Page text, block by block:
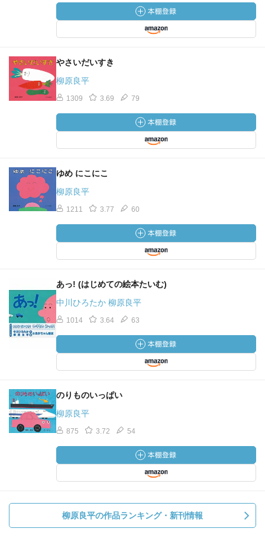
やさいだいすき
柳原良平
1309 3.69 79
ゆめ にこにこ
柳原良平
1211 3.77 60
あっ! (はじめての絵本たいむ)
中川ひろたか 柳原良平
1014 3.64 63
のりものいっぱい
柳原良平
875 3.72 54
柳原良平の作品ランキング・新刊情報